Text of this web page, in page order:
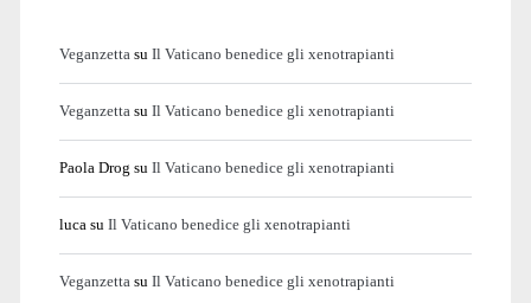
Veganzetta su Il Vaticano benedice gli xenotrapianti
Veganzetta su Il Vaticano benedice gli xenotrapianti
Paola Drog su Il Vaticano benedice gli xenotrapianti
luca su Il Vaticano benedice gli xenotrapianti
Veganzetta su Il Vaticano benedice gli xenotrapianti